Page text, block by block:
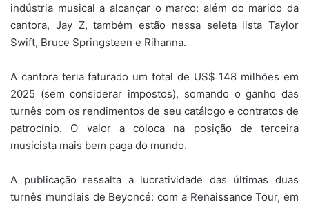
indústria musical a alcançar o marco: além do marido da
cantora, Jay Z, também estão nessa seleta lista Taylor
Swift, Bruce Springsteen e Rihanna.
A cantora teria faturado um total de US$ 148 milhões em
2025 (sem considerar impostos), somando o ganho das
turnês com os rendimentos de seu catálogo e contratos de
patrocínio. O valor a coloca na posição de terceira
musicista mais bem paga do mundo.
A publicação ressalta a lucratividade das últimas duas
turnês mundiais de Beyoncé: com a Renaissance Tour, em